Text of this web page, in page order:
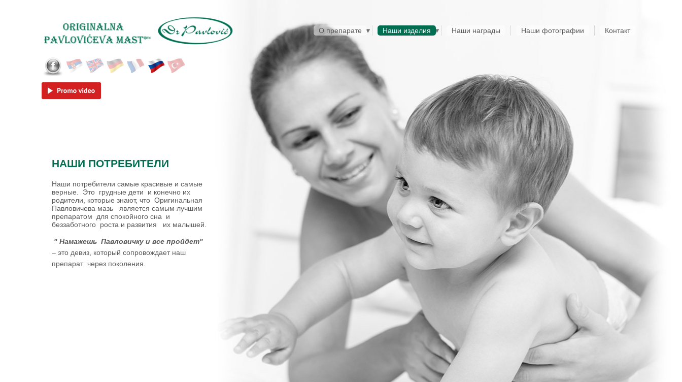
СрпскиEnglishDeutschFrançais
О препарате Наши изделия Наши награды Наши фотографии Контакт
НАШИ ПОТРЕБИТЕЛИ
Наши потребители самые красивые и самые
верные. Это грудные дети и конечно их
родители, которые знают, что Оригинальная
Павловичева мазь является самым лучшим
препаратом для спокойного сна и
беззаботного роста и развития их малышей.
" Намажешь Павловичку и все пройдет"
– это девиз, который сопровождает наш
препарат через поколения.